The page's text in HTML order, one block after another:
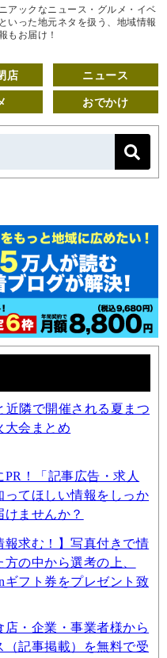
アックなニュース・グルメ・イベ
いった地元ネタを扱う、地域情報
もお届け！
店 ニュース
おでかけ
近隣で開催される夏まつ
大会まとめ
！「記事広告・求人
ってほしい情報をしっか
けませんか？
報求む！】写真付きで情
の中から選考の上、
ギフト券をプレゼント致
店・企業・事業者様から
（記事掲載）を無料で受